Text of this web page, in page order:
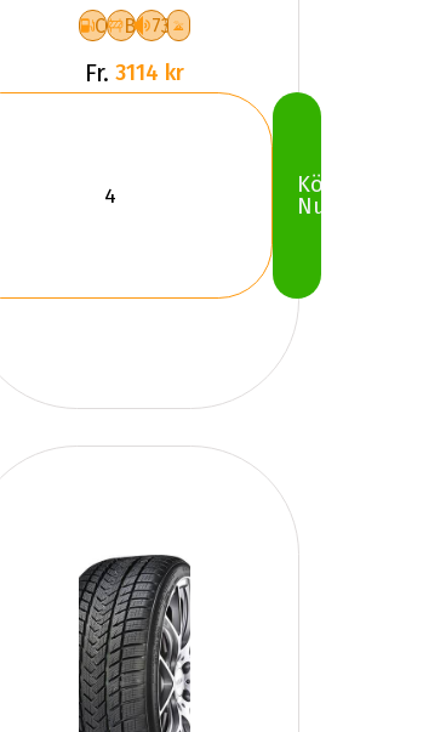
C B 73
Fr. 3114 kr
Köp
Nu